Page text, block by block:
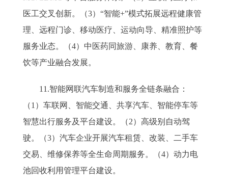
医工交叉创新。（3）“智能+”模式拓展远程健康管
理、远程门诊、移动医疗、运动向导、精准照护等
服务业态。（4）中医药同旅游、康养、教育、餐
饮等产业融合发展。
11.智能网联汽车制造和服务全链条融合：
（1）车联网、智能交通、共享汽车、智能停车等
智慧出行服务及平台建设。（2）高级别自动驾
驶。（3）汽车企业开展汽车租赁、改装、二手车
交易、维修保养等全生命周期服务。（4）动力电
池回收利用管理平台建设。